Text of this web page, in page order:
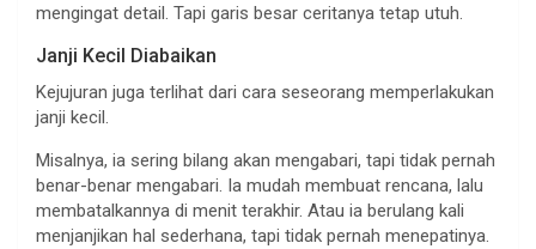
mengingat detail. Tapi garis besar ceritanya tetap utuh.
Janji Kecil Diabaikan
Kejujuran juga terlihat dari cara seseorang memperlakukan
janji kecil.
Misalnya, ia sering bilang akan mengabari, tapi tidak pernah
benar-benar mengabari. Ia mudah membuat rencana, lalu
membatalkannya di menit terakhir. Atau ia berulang kali
menjanjikan hal sederhana, tapi tidak pernah menepatinya.